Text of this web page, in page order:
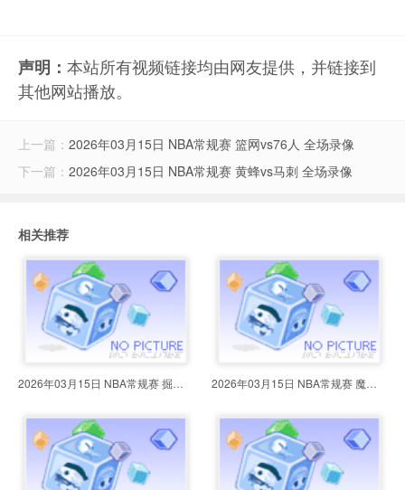
声明： 本站所有视频链接均由网友提供，并链接到
其他网站播放。
上一篇： 2026年03月15日 NBA常规赛 篮网vs76人 全场录像
下一篇： 2026年03月15日 NBA常规赛 黄蜂vs马刺 全场录像
相关推荐
2026年03月15日 NBA常规赛 掘金vs 2026年03月15日 NBA常规赛 魔术vs